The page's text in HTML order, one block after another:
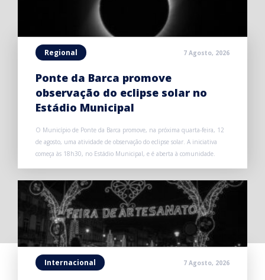
Regional 7 Agosto, 2026
Ponte da Barca promove
observação do eclipse solar no
Estádio Municipal
O Município de Ponte da Barca promove, na próxima quarta-feira, 12
de agosto, uma atividade de observação do eclipse solar. A iniciativa
começa às 18h30, no Estádio Municipal, e é aberta à comunidade.
Internacional 7 Agosto, 2026